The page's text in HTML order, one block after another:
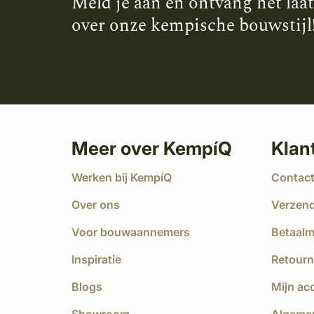
over onze kempische
Meer over KempíQ
Werken bij KempíQ
Over ons
Voor bouwaannemers
Inspiratie
Blogs
Contact
Mijn